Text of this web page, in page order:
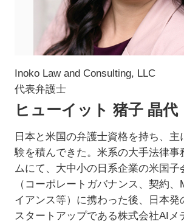
Inoko Law and Consulting, LLC
代表弁護士
ヒューイット 猪子 晶代
日本と米国の弁護士資格を持ち、主
験を積んできた。米系の大手法律事
ムにて、大中小の日系企業の米国子
（コーポレートガバナンス、契約、
イアンス等）に携わった後、日本発
スタートアップである株式会社AIメ